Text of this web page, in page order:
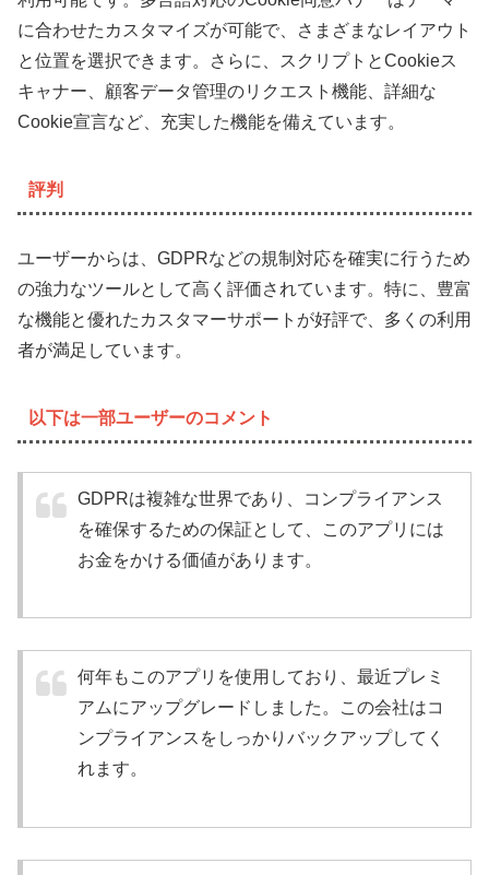
に合わせたカスタマイズが可能で、さまざまなレイアウト
と位置を選択できます。さらに、スクリプトとCookieス
キャナー、顧客データ管理のリクエスト機能、詳細な
Cookie宣言など、充実した機能を備えています。
評判
ユーザーからは、GDPRなどの規制対応を確実に行うため
の強力なツールとして高く評価されています。特に、豊富
な機能と優れたカスタマーサポートが好評で、多くの利用
者が満足しています。
以下は一部ユーザーのコメント
GDPRは複雑な世界であり、コンプライアンス
を確保するための保証として、このアプリには
お金をかける価値があります。
何年もこのアプリを使用しており、最近プレミ
アムにアップグレードしました。この会社はコ
ンプライアンスをしっかりバックアップしてく
れます。